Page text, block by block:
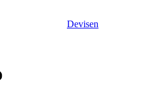
Devisen